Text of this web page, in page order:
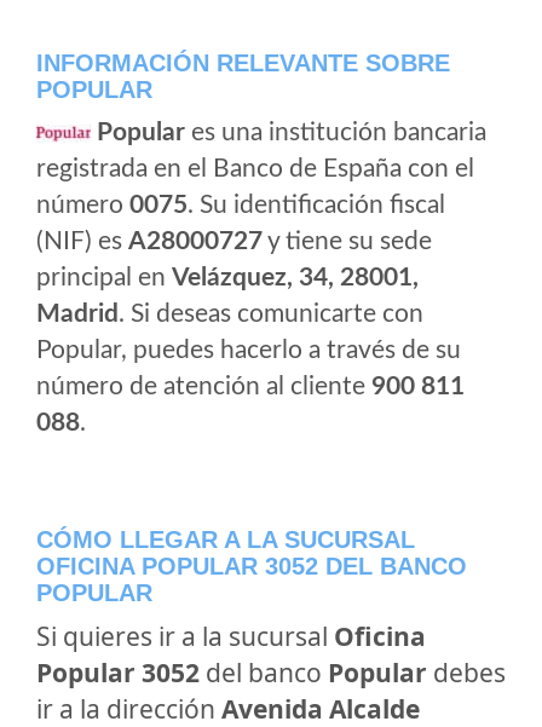
INFORMACIÓN RELEVANTE SOBRE
POPULAR
Popular es una institución bancaria
registrada en el Banco de España con el
número 0075. Su identificación fiscal
(NIF) es A28000727y tiene su sede
principal en Velázquez, 34, 28001,
Madrid . Si deseas comunicarte con
Popular, puedes hacerlo a través de su
número de atención al cliente 900 811
088.
CÓMO LLEGAR A LA SUCURSAL
OFICINA POPULAR 3052 DEL BANCO
POPULAR
Si quieres ir a la sucursal Oficina
Popular 3052 del banco Popular debes
ir a la dirección Avenida Alcalde